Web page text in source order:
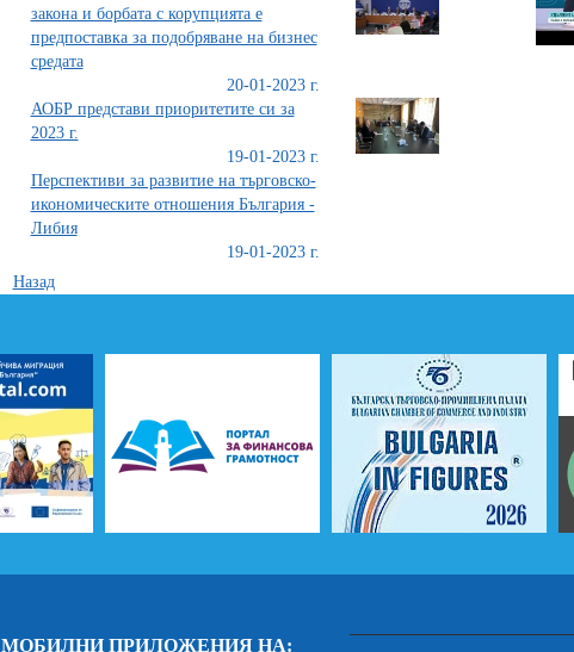
закона и борбата с корупцията е
предпоставка за подобряване на бизнес
средата
20-01-2023 г.
АОБР представи приоритетите си за
2023 г.
19-01-2023 г.
Перспективи за развитие на търговско-
икономическите отношения България -
Либия
19-01-2023 г.
Назад
МОБИЛНИ ПРИЛОЖЕНИЯ НА: